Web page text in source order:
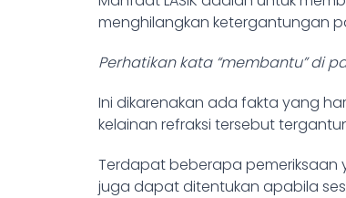
menghilangkan ketergantungan
Perhatikan kata “membantu” di
Ini dikarenakan ada fakta yang
kelainan refraksi tersebut
Terdapat beberapa pemeriksaan
juga dapat ditentukan apabila